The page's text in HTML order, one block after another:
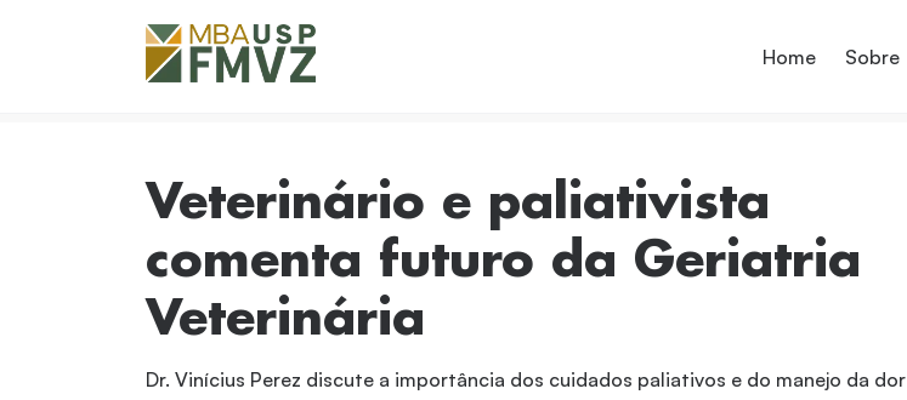
Home Sobre
Veterinário e paliativista
comenta futuro da Geriatria
Veterinária
Dr. Vinícius Perez discute a importância dos cuidados paliativos e do manejo da dor